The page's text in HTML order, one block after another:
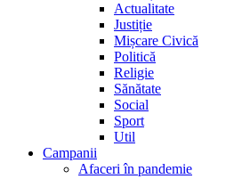
Actualitate
Justiție
Mișcare Civică
Politică
Religie
Sănătate
Social
Sport
Util
Campanii
Afaceri în pandemie